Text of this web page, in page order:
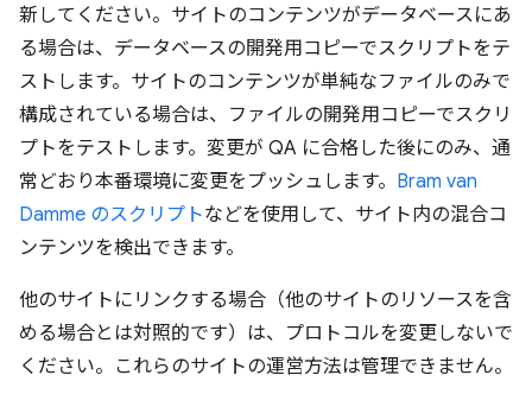
新してください。サイトのコンテンツがデータベースにあ
る場合は、データベースの開発用コピーでスクリプトをテ
ストします。サイトのコンテンツが単純なファイルのみで
構成されている場合は、ファイルの開発用コピーでスクリ
プトをテストします。変更が QA に合格した後にのみ、通
常どおり本番環境に変更をプッシュします。 Bram van
Damme のスクリプトなどを使用して、サイト内の混合コ
ンテンツを検出できます。
他のサイトにリンクする場合（他のサイトのリソースを含
める場合とは対照的です）は、プロトコルを変更しないで
ください。これらのサイトの運営方法は管理できません。